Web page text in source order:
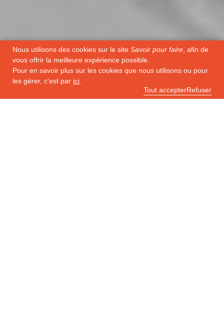
Toutes nos actualités
Nous utilisons des cookies sur le site Savoir pour faire , afin de
vous offrir la meilleure expérience possible.
Pour en savoir plus sur les cookies que nous utilisons ou pour
les gérer, c'est par ici
Tout accepterRefuser